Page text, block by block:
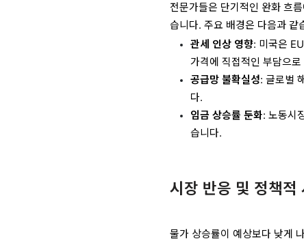
전문가들은 단기적인 완화 흐
습니다. 주요 배경은 다음과 같
관세 인상 영향: 미국은
가격에 직접적인 부담으
공급망 불확실성: 글로벌
다.
임금 상승률 둔화: 노동시
습니다.
시장 반응 및 정책적
물가 상승률이 예상보다 낮게